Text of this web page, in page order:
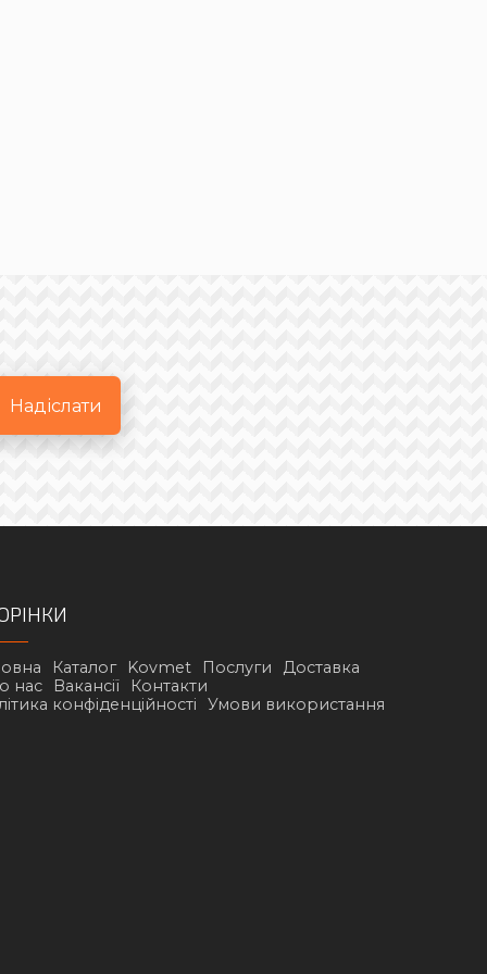
Надіслати
Каталог Kovmet Послуги
Доставка
нас
Вакансії
Контакти
конфіденційності
Умови використання